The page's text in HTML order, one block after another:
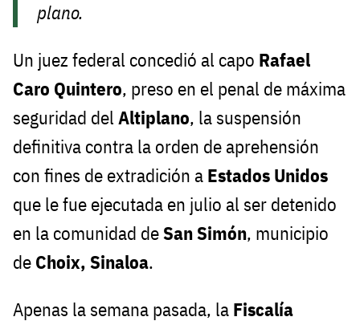
plano.
Un juez federal concedió al capo Rafael
Caro Quintero, preso en el penal de máxima
seguridad del Altiplano, la suspensión
definitiva contra la orden de aprehensión
con fines de extradición a Estados Unidos
que le fue ejecutada en julio al ser detenido
en la comunidad deSan Simón, municipio
de Choix, Sinaloa.
Apenas la semana pasada, la Fiscalía